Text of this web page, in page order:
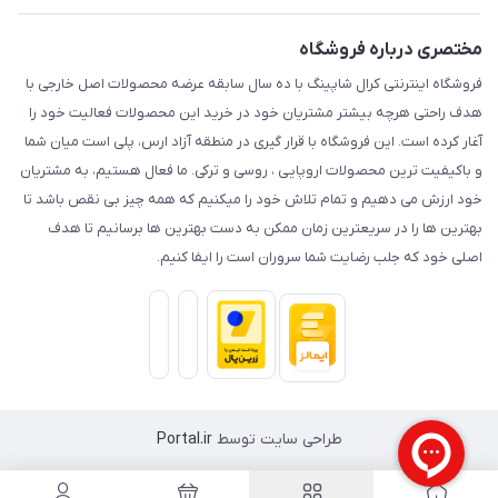
مختصری درباره فروشگاه
فروشگاه اینترنتی کرال شاپینگ با ده سال سابقه عرضه محصولات اصل خارجی با
هدف راحتی هرچه بیشتر مشتریان خود در خرید این محصولات فعالیت خود را
آغار کرده است. این فروشگاه با قرار گیری در منطقه آزاد ارس، پلی است میان شما
و باکیفیت ترین محصولات اروپایی ، روسی و ترکی. ما فعال هستیم، به مشتریان
خود ارزش می دهیم و تمام تلاش خود را میکنیم که همه چیز بی نقص باشد تا
بهترین ها را در سریعترین زمان ممکن به دست بهترین ها برسانیم تا هدف
اصلی خود که جلب رضایت شما سروران است را ایفا کنیم.
طراحی سایت توسطPortal.ir